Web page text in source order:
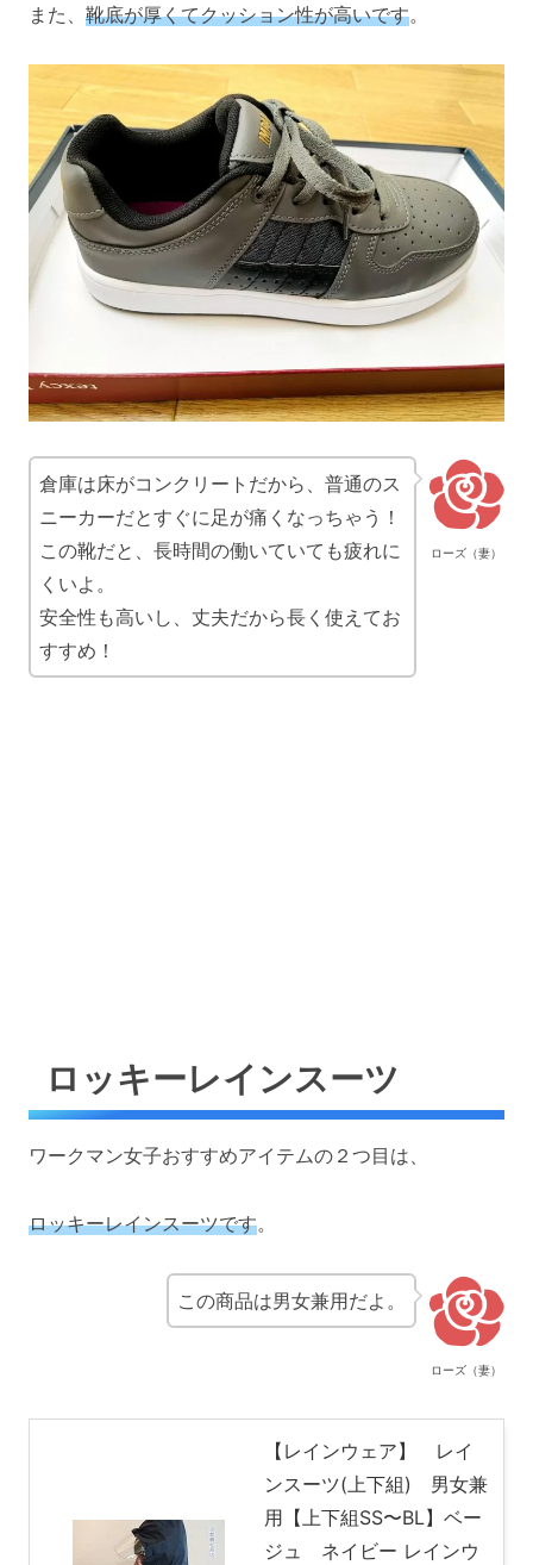
また、 靴底が厚くてクッション性が高いです。
ローズ（妻）
倉庫は床がコンクリートだから、普通のス
ニーカーだとすぐに足が痛くなっちゃう！
この靴だと、長時間の働いていても疲れに
くいよ。
安全性も高いし、丈夫だから長く使えてお
すすめ！
ロッキーレインスーツ
ワークマン女子おすすめアイテムの２つ目は、
ロッキーレインスーツです。
ローズ（妻）
この商品は男女兼用だよ。
【レインウェア】 レイ
ンスーツ(上下組) 男女兼
用【上下組SS〜BL】ベー
ジュ ネイビー レインウ